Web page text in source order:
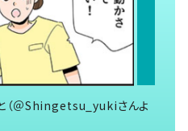
（＠Shingetsu_yukiさんよ